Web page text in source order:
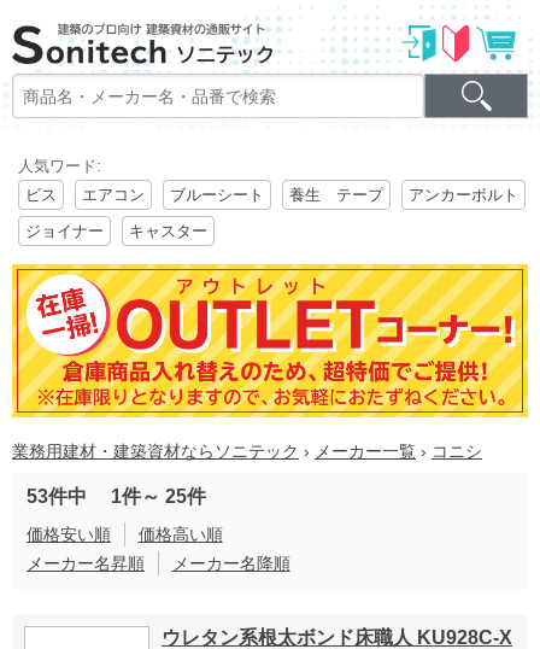
人気ワード:
ビス
エアコン ブルーシート 養生 テープ
アンカーボルト
ジョイナー
キャスター
業務用建材・建築資材ならソニテック › メーカー一覧 › コニシ
53件中 1件～ 25件
価格安い順
価格高い順
メーカー名昇順
メーカー名降順
ウレタン系根太ボンド床職人 KU928C-X